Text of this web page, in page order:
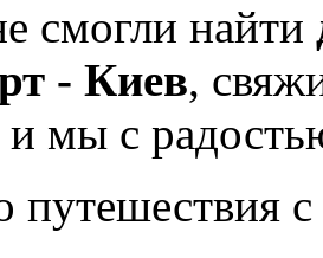
смогли найти
- Киев,
мы с
путешествия